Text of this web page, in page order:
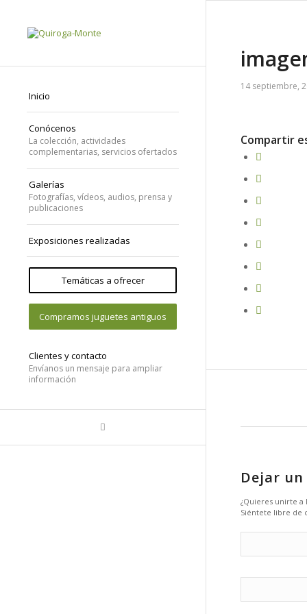
Inicio
Conócenos
La colección, actividades
complementarias, servicios ofertados
Galerías
Fotografías, vídeos, audios, prensa y
publicaciones
Exposiciones realizadas
Temáticas a ofrecer
Compramos juguetes antiguos
Clientes y contacto
Envíanos un mensaje para ampliar
información
14 septiembre,
Compartir
Dejar
¿Quieres unirte a
Siéntete libre de